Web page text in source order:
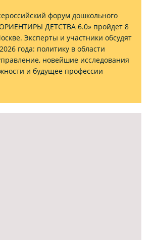
форум дошкольного
ДЕТСТВА 6.0» пройдет 8
Эксперты и участники обсудят
года: политику в области
новейшие исследования
и будущее профессии